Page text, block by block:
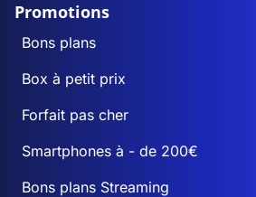
Promotions
Bons plans
Box à petit prix
Forfait pas cher
Smartphones à - de 200€
Bons plans Streaming